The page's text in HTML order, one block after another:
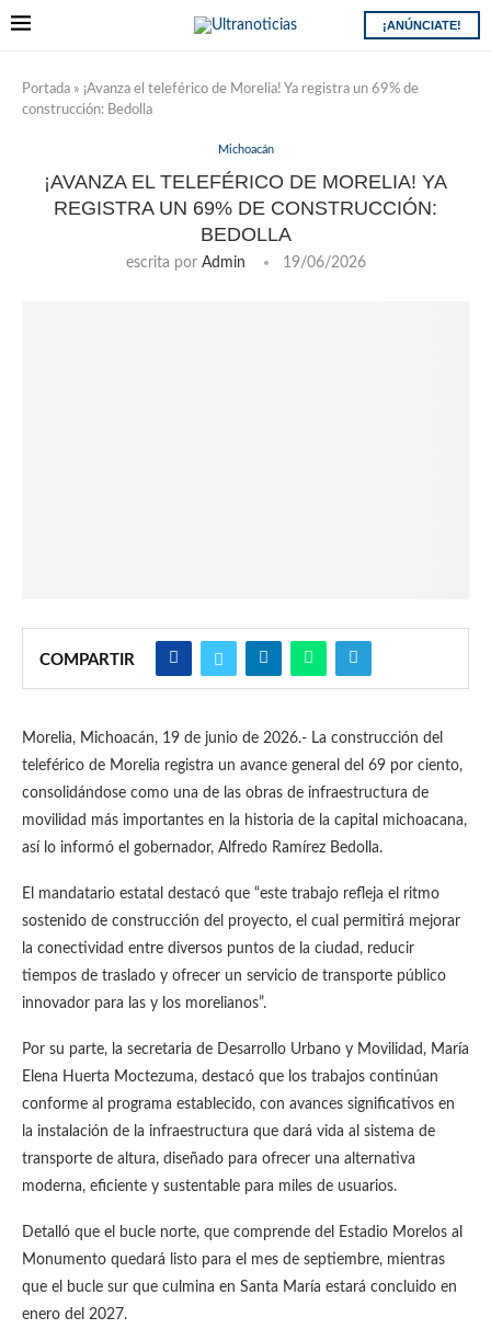
¡ANÚNCIATE!
Portada » ¡Avanza el teleférico de Morelia! Ya registra un 69% de
construcción: Bedolla
Michoacán
¡AVANZA EL TELEFÉRICO DE MORELIA! YA
REGISTRA UN 69% DE CONSTRUCCIÓN:
BEDOLLA
escrita por Admin 19/06/2026
COMPARTIR
Morelia, Michoacán, 19 de junio de 2026.- La construcción del
teleférico de Morelia registra un avance general del 69 por ciento,
consolidándose como una de las obras de infraestructura de
movilidad más importantes en la historia de la capital michoacana,
así lo informó el gobernador, Alfredo Ramírez Bedolla.
El mandatario estatal destacó que “este trabajo refleja el ritmo
sostenido de construcción del proyecto, el cual permitirá mejorar
la conectividad entre diversos puntos de la ciudad, reducir
tiempos de traslado y ofrecer un servicio de transporte público
innovador para las y los morelianos”.
Por su parte, la secretaria de Desarrollo Urbano y Movilidad, María
Elena Huerta Moctezuma, destacó que los trabajos continúan
conforme al programa establecido, con avances significativos en
la instalación de la infraestructura que dará vida al sistema de
transporte de altura, diseñado para ofrecer una alternativa
moderna, eficiente y sustentable para miles de usuarios.
Detalló que el bucle norte, que comprende del Estadio Morelos al
Monumento quedará listo para el mes de septiembre, mientras
que el bucle sur que culmina en Santa María estará concluido en
enero del 2027.